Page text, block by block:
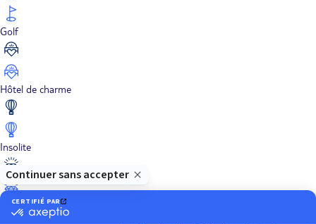
Golf
Hôtel de charme
Insolite
Luxe